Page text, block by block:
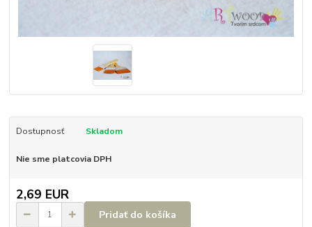
Dostupnosť Skladom
Nie sme platcovia DPH
2,69 EUR
Pridať do košíka